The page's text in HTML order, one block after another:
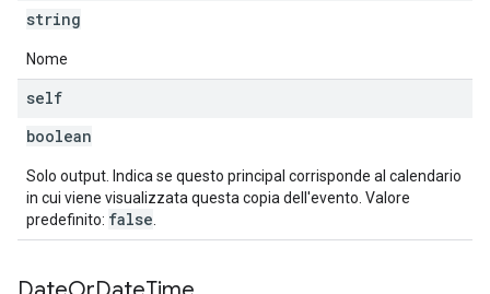
string
Nome
self
boolean
Solo output. Indica se questo principal corrisponde al calendario
in cui viene visualizzata questa copia dell'evento. Valore
predefinito: false